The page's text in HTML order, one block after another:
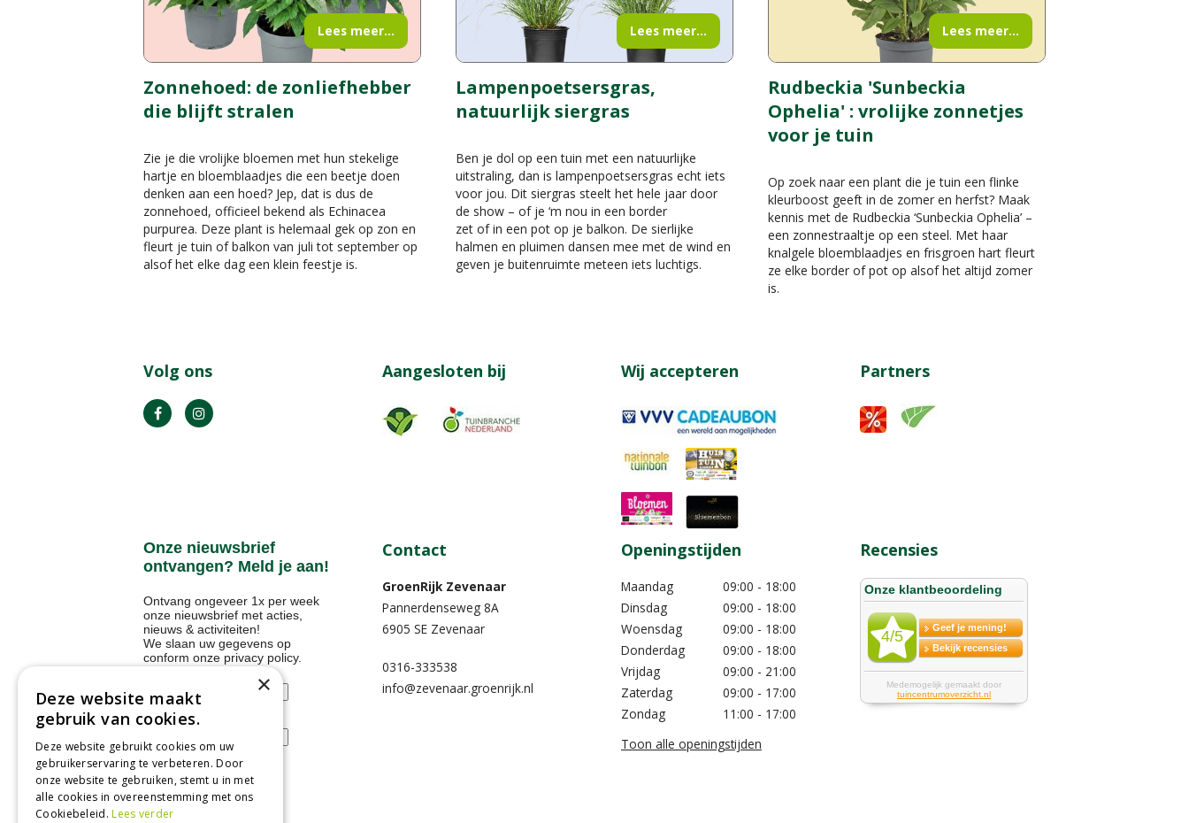
Zonnehoed: de zonliefhebber
die blijft stralen
Zie je die vrolijke bloemen met hun stekelige
hartje en bloemblaadjes die een beetje doen
denken aan een hoed? Jep, dat is dus de
zonnehoed, officieel bekend als Echinacea
purpurea. Deze plant is helemaal gek op zon en
fleurt je tuin of balkon van juli tot september op
alsof het elke dag een klein feestje is.
Lees meer...
Lampenpoetsersgras,
natuurlijk siergras
Ben je dol op een tuin met een natuurlijke
uitstraling, dan is lampenpoetsersgras echt iets
voor jou. Dit siergras steelt het hele jaar door
de show – of je ‘m nou in een border
zet of in een pot op je balkon. De sierlijke
halmen en pluimen dansen mee met de wind en
geven je buitenruimte meteen iets luchtigs.
Lees meer...
Rudbeckia 'Sunbeckia
Ophelia' : vrolijke zonnetjes
voor je tuin
Op zoek naar een plant die je tuin een flinke
kleurboost geeft in de zomer en herfst? Maak
kennis met de Rudbeckia ‘Sunbeckia Ophelia’ –
een zonnestraaltje op een steel. Met haar
knalgele bloemblaadjes en frisgroen hart fleurt
ze elke border of pot op alsof het altijd zomer
is.
Lees meer...
Volg ons Aangesloten bij Wij accepteren Partners
Onze nieuwsbrief
ontvangen? Meld je aan!
Ontvang ongeveer 1x per week
onze nieuwsbrief met acties,
nieuws & activiteiten!
We slaan uw gegevens op
conform onze privacy policy.
E-mailadres
Contact
GroenRijk Zevenaar​
Pannerdenseweg 8A
6905 SE Zevenaar
0316-333538
info@zevenaar.groenrijk.nl
Openingstijden
Maandag
09:00 - 18:00
Dinsdag
09:00 - 18:00
Woensdag
09:00 - 18:00
Donderdag
09:00 - 18:00
Vrijdag
09:00 - 21:00
Zaterdag
09:00 - 17:00
Zondag
11:00 - 17:00
Toon alle openingstijden
Recensies
Tuincentrum
×
Deze website maakt
gebruik van cookies.
Deze website gebruikt cookies om uw
gebruikerservaring te verbeteren. Door
onze website te gebruiken, stemt u in met
alle cookies in overeenstemming met ons
Cookiebeleid.Lees verder